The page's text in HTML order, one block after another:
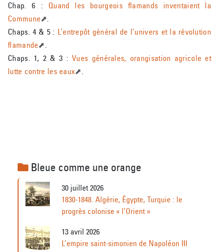
Chap. 6 : Quand les bourgeois flamands inventaient la
Commune
.
Chaps. 4 & 5 : L’entrepôt général de l’univers et la révolution
flamande
.
Chaps. 1, 2 & 3 :Vues générales, orangisation agricole et
lutte contre les eaux
.
Bleue comme une orange
30 juillet 2026
1830-1848. Algérie, Égypte, Turquie : le
progrès colonise « l’Orient »
13 avril 2026
L’empire saint-simonien de Napoléon III